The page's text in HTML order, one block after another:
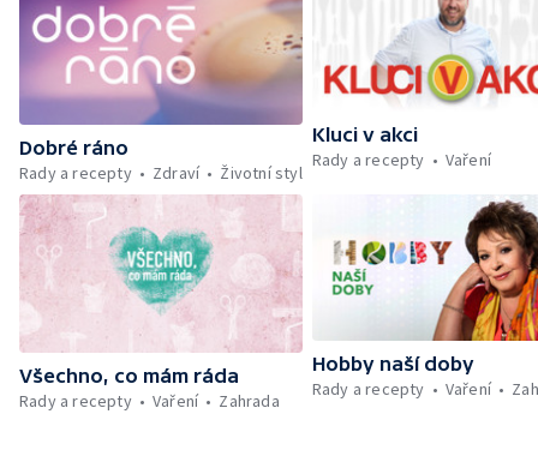
Dobré ráno
Rady a recepty
Zdraví Životní styl
Kluci v akci
Rady a recepty
Vaření
Všechno, co mám ráda
Rady a recepty
Vaření Zahrada
Hobby naší doby
Rady a recepty
Vaření